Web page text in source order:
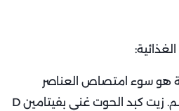
هو سوء امتصاص العناصر
الغذائية الضرورية في الجسم. زيت كبد الحوت غني بفيتامين D